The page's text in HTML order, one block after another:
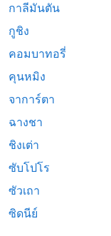
กาลีมันตัน
กูชิง
คอมบาทอรี่
คุนหมิง
จาการ์ตา
ฉางชา
ชิงเต่า
ซับโปโร
ซัวเถา
ซิดนีย์